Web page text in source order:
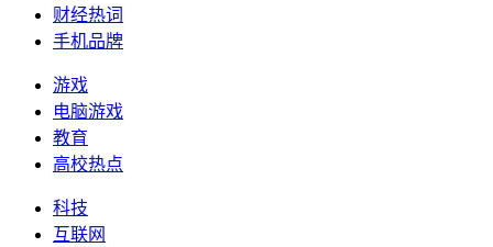
财经热词
手机品牌
游戏
电脑游戏
教育
高校热点
科技
互联网